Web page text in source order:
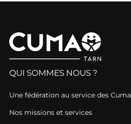
QUI SOMMES NOUS ?
Une fédération au service des Cuma
Nos missions et services